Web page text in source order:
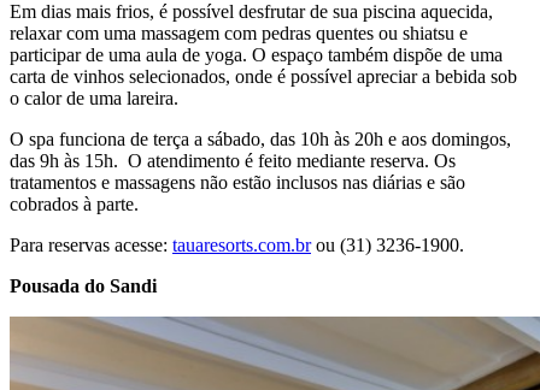
Em dias mais frios, é possível desfrutar de sua piscina aquecida,
relaxar com uma massagem com pedras quentes ou shiatsu e
participar de uma aula de yoga. O espaço também dispõe de uma
carta de vinhos selecionados, onde é possível apreciar a bebida sob
o calor de uma lareira.
O spa funciona de terça a sábado, das 10h às 20h e aos domingos,
das 9h às 15h. O atendimento é feito mediante reserva. Os
tratamentos e massagens não estão inclusos nas diárias e são
cobrados à parte.
Para reservas acesse: tauaresorts.com.brou (31) 3236-1900.
Pousada do Sandi